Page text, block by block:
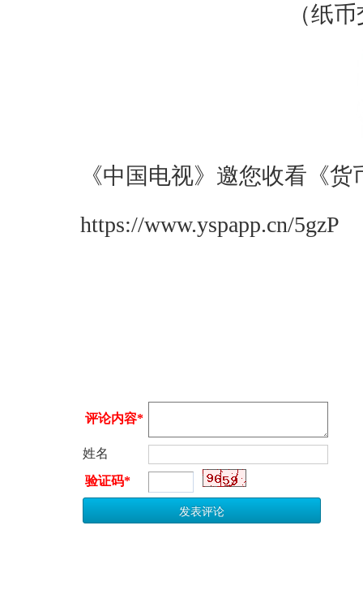
（纸
《中国电视》邀您收看《
https://www.yspapp.cn/5gzP
评论内容*
姓名
验证码*